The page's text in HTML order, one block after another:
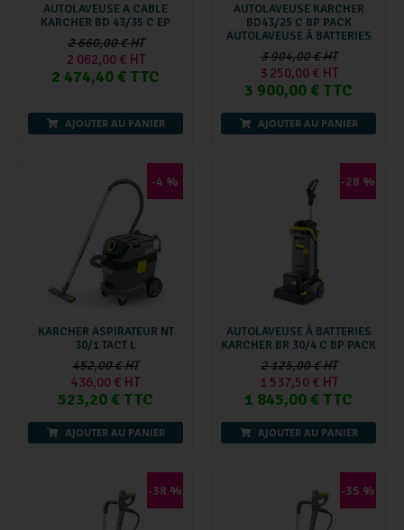
AUTOLAVEUSE A CABLE
KARCHER BD 43/35 C EP
2 660,00 € HT
2 062,00 € HT
2 474,40 € TTC
AJOUTER AU PANIER
AUTOLAVEUSE KARCHER
BD43/25 C BP PACK
AUTOLAVEUSE À BATTERIES
3 904,00 € HT
3 250,00 € HT
3 900,00 € TTC
AJOUTER AU PANIER
-4 %
KARCHER ASPIRATEUR NT
30/1 TACT L
452,00 € HT
436,00 € HT
523,20 € TTC
AJOUTER AU PANIER
-28 %
AUTOLAVEUSE À BATTERIES
KARCHER BR 30/4 C BP PACK
2 125,00 € HT
1 537,50 € HT
1 845,00 € TTC
AJOUTER AU PANIER
-38 % -35 %